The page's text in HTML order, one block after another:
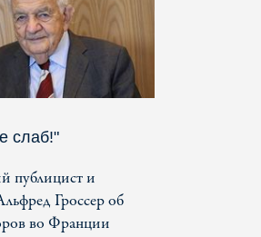
слаб!"
публицист и
Гроссер об
во Франции